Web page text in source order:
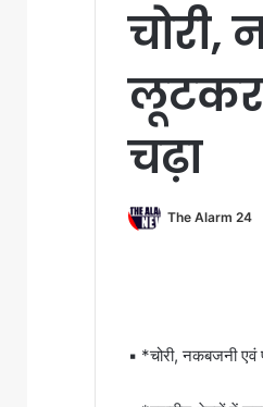
लूटकर
चढ़ा
The Alarm 24
▪️ *चोरी, नकबजनी एवं